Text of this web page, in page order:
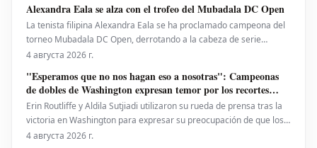
y **Martin Speckner**. **Tom Bauer** eje
Alexandra Eala se alza con el trofeo del Mubadala DC Open
La tenista filipina Alexandra Eala se ha proclamado campeona del
torneo Mubadala DC Open, derrotando a la cabeza de serie
número uno, la estadounidense Jessica Pegula, con un marcador
puesto 28 del ranking mundial, demostró su
4 августа 2026 г.
"Esperamos que no nos hagan eso a nosotras": Campeonas
de dobles de Washington expresan temor por los recortes
propuestos por la ATP que se extienden a la WTA
Erin Routliffe y Aldila Sutjiadi utilizaron su rueda de prensa tras la
victoria en Washington para expresar su preocupación de que los
recortes propuestos por la ATP en dobles puedan llegar
4 августа 2026 г.